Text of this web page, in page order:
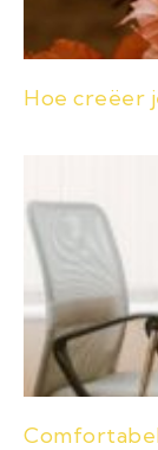
Hoe creëer